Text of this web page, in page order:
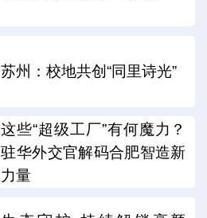
苏州：校地共创“同里诗光”
这些“超级工厂”有何魔力？
驻华外交官解码合肥智造新
力量